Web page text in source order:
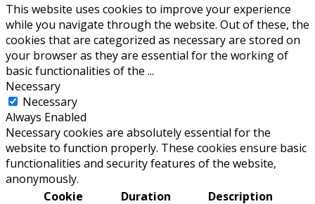
This website uses cookies to improve your experience
while you navigate through the website. Out of these, the
cookies that are categorized as necessary are stored on
your browser as they are essential for the working of
basic functionalities of the ...
Necessary
Necessary
Always Enabled
Necessary cookies are absolutely essential for the
website to function properly. These cookies ensure basic
functionalities and security features of the website,
anonymously.
Cookie
Duration Description